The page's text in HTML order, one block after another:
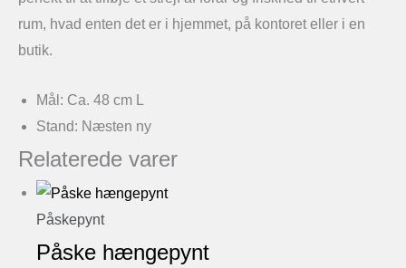
rum, hvad enten det er i hjemmet, på kontoret eller i en
butik.
Mål: Ca. 48 cm L
Stand: Næsten ny
Relaterede varer
Påskepynt
Påske hængepynt